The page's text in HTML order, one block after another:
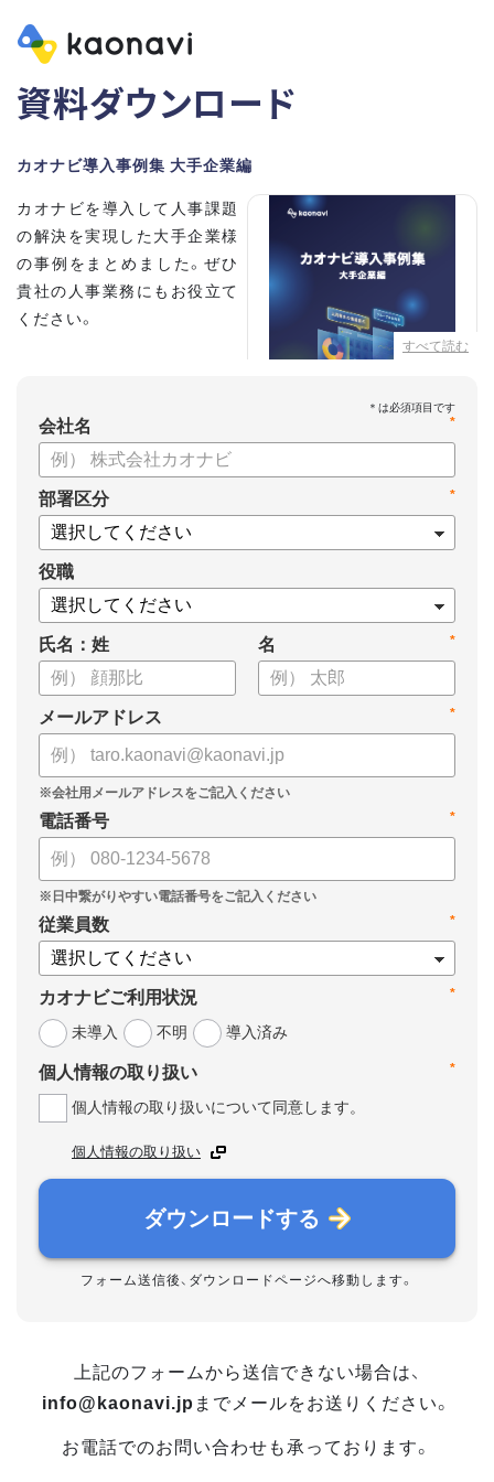
資料ダウンロード
カオナビ導入事例集 大手企業編
すべて読む
カオナビを導入して人事課題
の解決を実現した大手企業様
の事例をまとめました。ぜひ
貴社の人事業務にもお役立て
ください。
・本田技研工業株式会社
・沖電気工業株式会社
・三菱UFJニコス株式会社
・SOMPOひまわり生命保険株式会社
・スミセイ情報システム株式会社
*
会社名
*
部署区分
役職
氏名：姓 *
名
*
メールアドレス
*
電話番号
*
従業員数
*
カオナビご利用状況
未導入
不明 導入済み
*
個人情報の取り扱い
個人情報の取り扱いについて同意します。
個人情報の取り扱い
ダウンロードする
フォーム送信後、ダウンロードページへ移動します。
上記のフォームから送信できない場合は、
info@kaonavi.jp までメールをお送りください。
お電話でのお問い合わせも承っております。